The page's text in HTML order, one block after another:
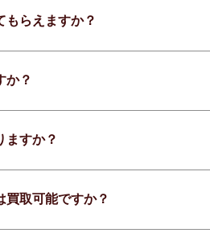
もらえますか？
か？
ますか？
買取可能ですか？